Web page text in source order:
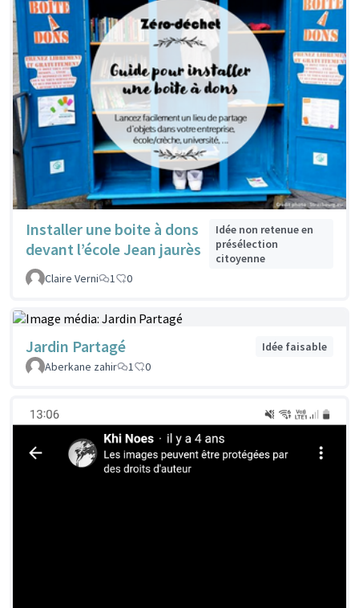
Installer une boite à dons
devant l’école Jean jaurès
Idée non retenue en
présélection
citoyenne
Claire Verni
1 0
Jardin Partagé
Idée faisable
Aberkane zahir
1 0